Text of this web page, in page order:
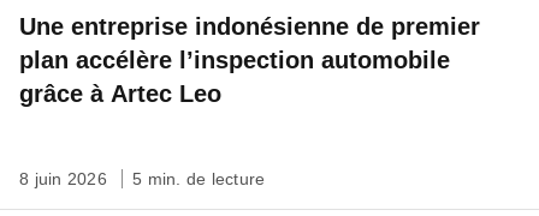
Une entreprise indonésienne de premier
plan accélère l’inspection automobile
grâce à Artec Leo
8 juin 2026 5 min. de lecture